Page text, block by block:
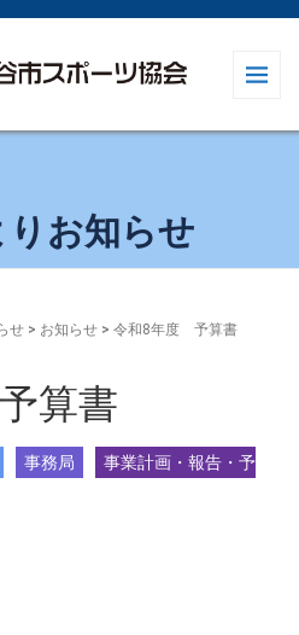
お知らせ
せ > お知らせ > 令和8年度 予算書
算書
事務局
事業計画・報告・予